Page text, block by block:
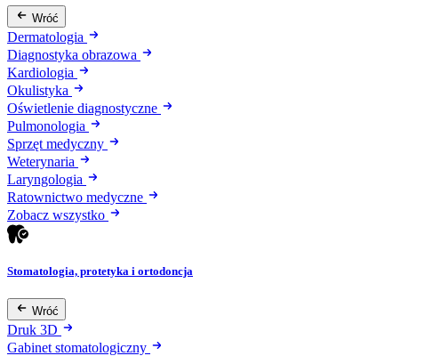
Wróć
Dermatologia
Diagnostyka obrazowa
Kardiologia
Okulistyka
Oświetlenie diagnostyczne
Pulmonologia
Sprzęt medyczny
Weterynaria
Laryngologia
Ratownictwo medyczne
Zobacz wszystko
Stomatologia, protetyka i ortodoncja
Wróć
Druk 3D
Gabinet stomatologiczny